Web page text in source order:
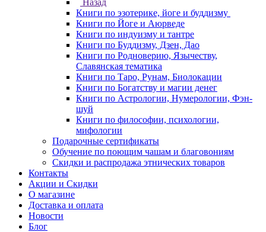
Назад
Книги по эзотерике, йоге и буддизму
Книги по Йоге и Аюрведе
Книги по индуизму и тантре
Книги по Буддизму, Дзен, Дао
Книги по Родноверию, Язычеству,
Славянская тематика
Книги по Таро, Рунам, Биолокации
Книги по Богатству и магии денег
Книги по Астрологии, Нумерологии, Фэн-
шуй
Книги по философии, психологии,
мифологии
Подарочные сертификаты
Обучение по поющим чашам и благовониям
Скидки и распродажа этнических товаров
Контакты
Акции и Скидки
О магазине
Доставка и оплата
Новости
Блог